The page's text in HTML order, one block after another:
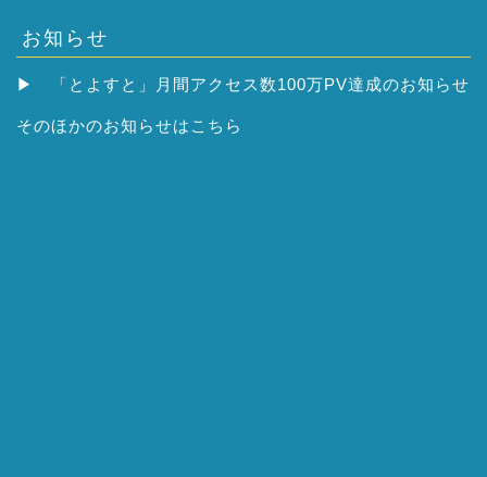
お知らせ
▶ 「とよすと」月間アクセス数100万PV達成のお知らせ
そのほかのお知らせはこちら